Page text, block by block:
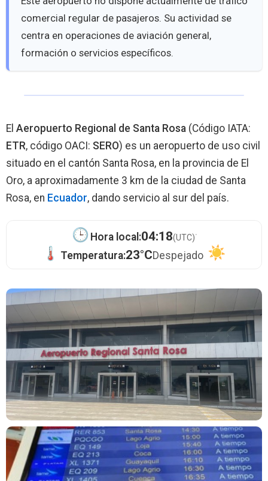
comercial regular de pasajeros. Su actividad se
centra en operaciones de aviación general,
formación o servicios específicos.
El Aeropuerto Regional de Santa Rosa (Código IATA:
ETR, código OACI: SERO) es un aeropuerto de uso civil
situado en el cantón Santa Rosa, en la provincia de El
Oro, a aproximadamente 3 km de la ciudad de Santa
Rosa, en Ecuador, dando servicio al sur del país.
Hora local:04:18(UTC)·
Temperatura:23°CDespejado